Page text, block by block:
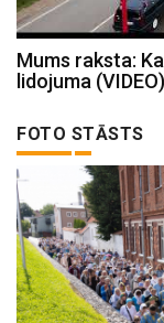
Mums raksta:
lidojuma (VIDEO)
FOTO STĀSTS